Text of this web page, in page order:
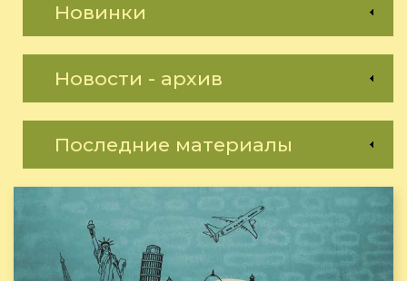
Новинки
Новости - архив
Последние материалы